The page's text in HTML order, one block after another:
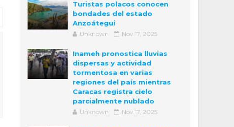
Turistas polacos conocen
bondades del estado
Anzoátegui
Unknown Nov 17, 2025
Inameh pronostica lluvias
dispersas y actividad
tormentosa en varias
regiones del país mientras
Caracas registra cielo
parcialmente nublado
Unknown Nov 17, 2025